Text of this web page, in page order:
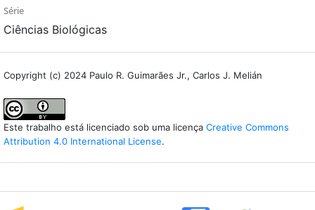
Série
Ciências Biológicas
Copyright (c) 2024 Paulo R. Guimarães Jr., Carlos J. Melián
Este trabalho está licenciado sob uma licença Creative Commons
Attribution 4.0 International License.